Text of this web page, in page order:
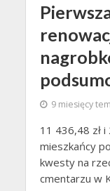
9 miesięcy
11 436,48 zł
mieszkańcy
kwesty na
cmentarzu w